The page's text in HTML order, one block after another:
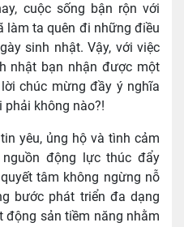
cuộc sống bận rộn với
làm ta quên đi những điều
sinh nhật. Vậy, với việc
nhật bạn nhận được một
chúc mừng đầy ý nghĩa
phải không nào?!
yêu, ủng hộ và tình cảm
động lực thúc đẩy
tâm không ngừng nỗ
bước phát triển đa dạng
sản tiềm năng nhằm